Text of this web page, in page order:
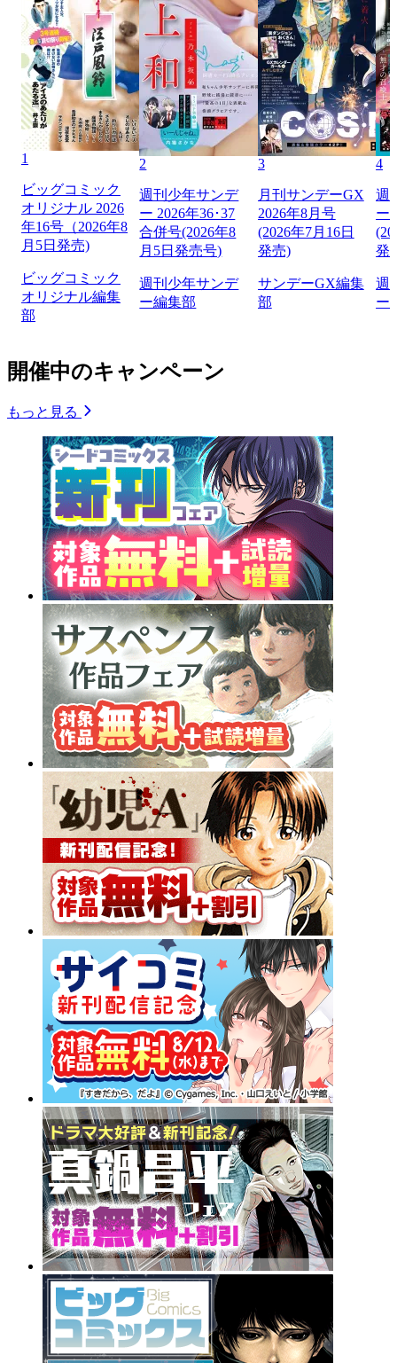
1
ビッグコミック
オリジナル 2026
年16号（2026年8
月5日発売)
ビッグコミック
オリジナル編集
部
2
週刊少年サンデ
ー 2026年36･37
合併号(2026年8
月5日発売号)
週刊少年サンデ
ー編集部
3
月刊サンデーGX
2026年8月号
(2026年7月16日
発売)
サンデーGX編集
部
4
週
ー
発
週
ー
開催中のキャンペーン
もっと見る